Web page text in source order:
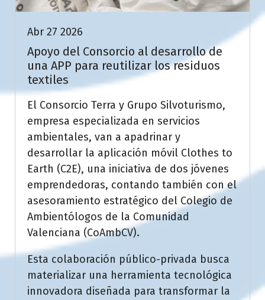
Abr 27 2026
Apoyo del Consorcio al desarrollo de
una APP para reutilizar los residuos
textiles
El Consorcio Terra y Grupo Silvoturismo,
empresa especializada en servicios
ambientales, van a apadrinar y
desarrollar la aplicación móvil Clothes to
Earth (C2E), una iniciativa de dos jóvenes
emprendedoras, contando también con el
asesoramiento estratégico del Colegio de
Ambientólogos de la Comunidad
Valenciana (CoAmbCV).
Esta colaboración público-privada busca
materializar una herramienta tecnológica
innovadora diseñada para transformar la